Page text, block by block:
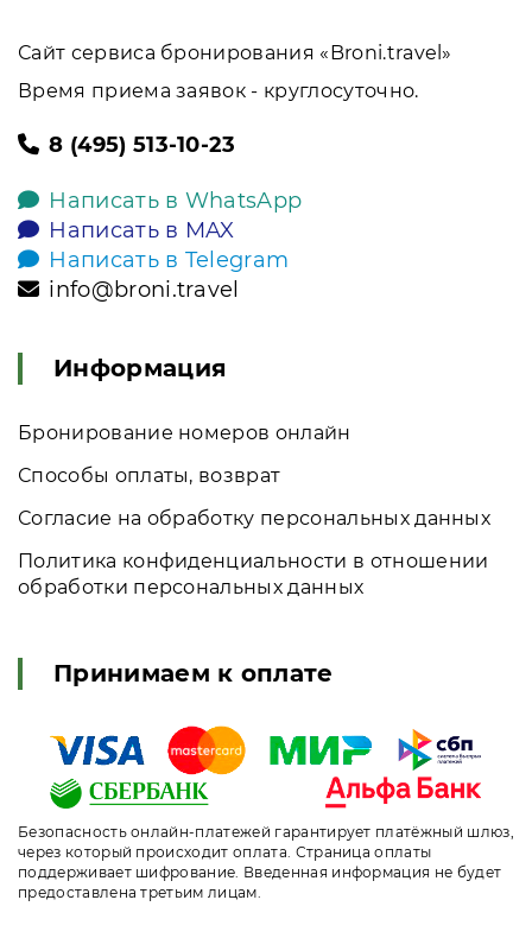
Сайт сервиса бронирования «Broni.travel»
Время приема заявок - круглосуточно.
8 (495) 513-10-23
Написать в WhatsApp
Написать в MAX
Написать в Telegram
info@broni.travel
Информация
Бронирование номеров онлайн
Способы оплаты, возврат
Согласие на обработку персональных данных
Политика конфиденциальности в отношении
обработки персональных данных
Принимаем к оплате
Безопасность онлайн-платежей гарантирует платёжный шлюз,
через который происходит оплата. Страница оплаты
поддерживает шифрование. Введенная информация не будет
предоставлена третьим лицам.